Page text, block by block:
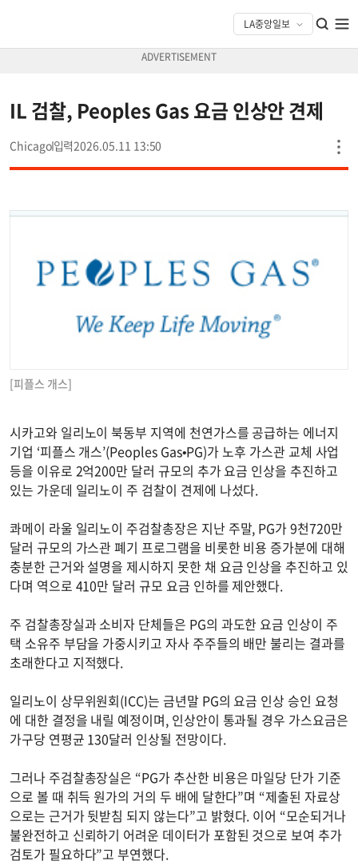
IL 검찰, Peoples Gas 요금 인상안 견제
Chicago 2026.05.11 13:50
[피플스 개스]
시카고와 일리노이 북동부 지역에 천연가스를 공급하는 에너지
기업 ‘피플스 개스’(Peoples Gas•PG)가 노후 가스관 교체 사업
등을 이유로 2억200만 달러 규모의 추가 요금 인상을 추진하고
있는 가운데 일리노이 주 검찰이 견제에 나섰다.
콰메이 라울 일리노이 주검찰총장은 지난 주말, PG가 9천720만
달러 규모의 가스관 폐기 프로그램을 비롯한 비용 증가분에 대해
충분한 근거와 설명을 제시하지 못한 채 요금 인상을 추진하고 있
다며 역으로 410만 달러 규모 요금 인하를 제안했다.
주 검찰총장실과 소비자 단체들은 PG의 과도한 요금 인상이 주
택 소유주 부담을 가중시키고 자사 주주들의 배만 불리는 결과를
초래한다고 지적했다.
일리노이 상무위원회(ICC)는 금년말 PG의 요금 인상 승인 요청
에 대한 결정을 내릴 예정이며, 인상안이 통과될 경우 가스요금은
가구당 연평균 130달러 인상될 전망이다.
그러나 주검찰총장실은 “PG가 추산한 비용은 마일당 단가 기준
으로 볼 때 취득 원가의 거의 두 배에 달한다”며 “제출된 자료상
으로는 근거가 뒷받침 되지 않는다”고 밝혔다. 이어 “모순되거나
불완전하고 신뢰하기 어려운 데이터가 포함된 것으로 보여 추가
검토가 필요하다”고 부연했다.